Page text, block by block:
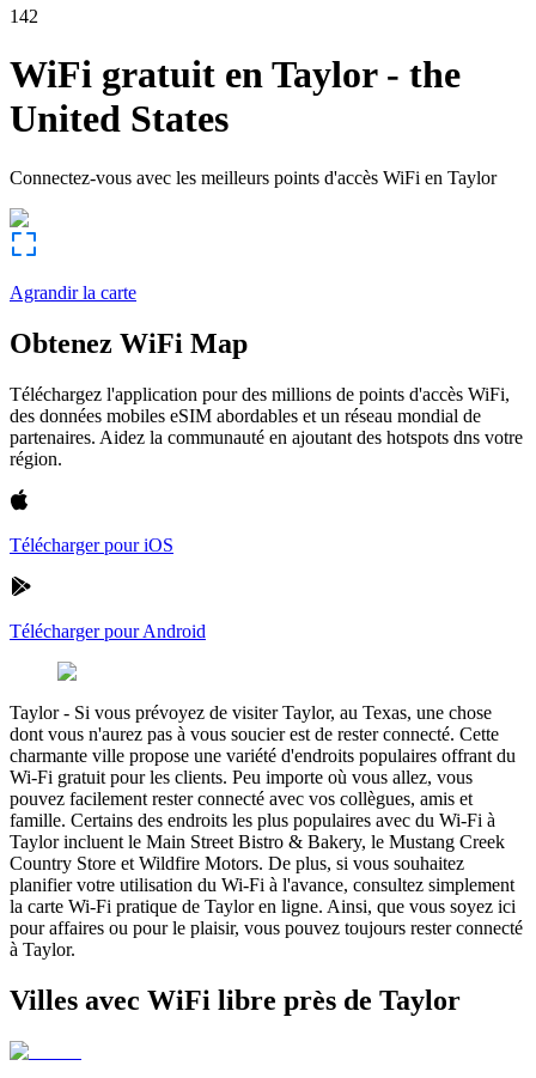
142
WiFi gratuit enTaylor- the
United States
Connectez-vous avec les meilleurs points d'accès WiFi en Taylor
Agrandir la carte
Obtenez WiFi Map
Téléchargez l'application pour des millions de points d'accès WiFi,
des données mobiles eSIM abordables et un réseau mondial de
partenaires. Aidez la communauté en ajoutant des hotspots dns votre
région.
Télécharger pour iOS
Télécharger pour Android
Taylor- Si vous prévoyez de visiter Taylor, au Texas, une chose
dont vous n'aurez pas à vous soucier est de rester connecté. Cette
charmante ville propose une variété d'endroits populaires offrant du
Wi-Fi gratuit pour les clients. Peu importe où vous allez, vous
pouvez facilement rester connecté avec vos collègues, amis et
famille. Certains des endroits les plus populaires avec du Wi-Fi à
Taylor incluent le Main Street Bistro & Bakery, le Mustang Creek
Country Store et Wildfire Motors. De plus, si vous souhaitez
planifier votre utilisation du Wi-Fi à l'avance, consultez simplement
la carte Wi-Fi pratique de Taylor en ligne. Ainsi, que vous soyez ici
pour affaires ou pour le plaisir, vous pouvez toujours rester connecté
à Taylor.
Villes avec WiFi libre près de Taylor